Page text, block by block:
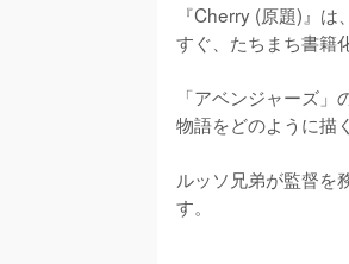
『Cherry (原題)』
すぐ、たちまち書籍
「アベンジャーズ
物語をどのように描
ルッソ兄弟が監督を
す。